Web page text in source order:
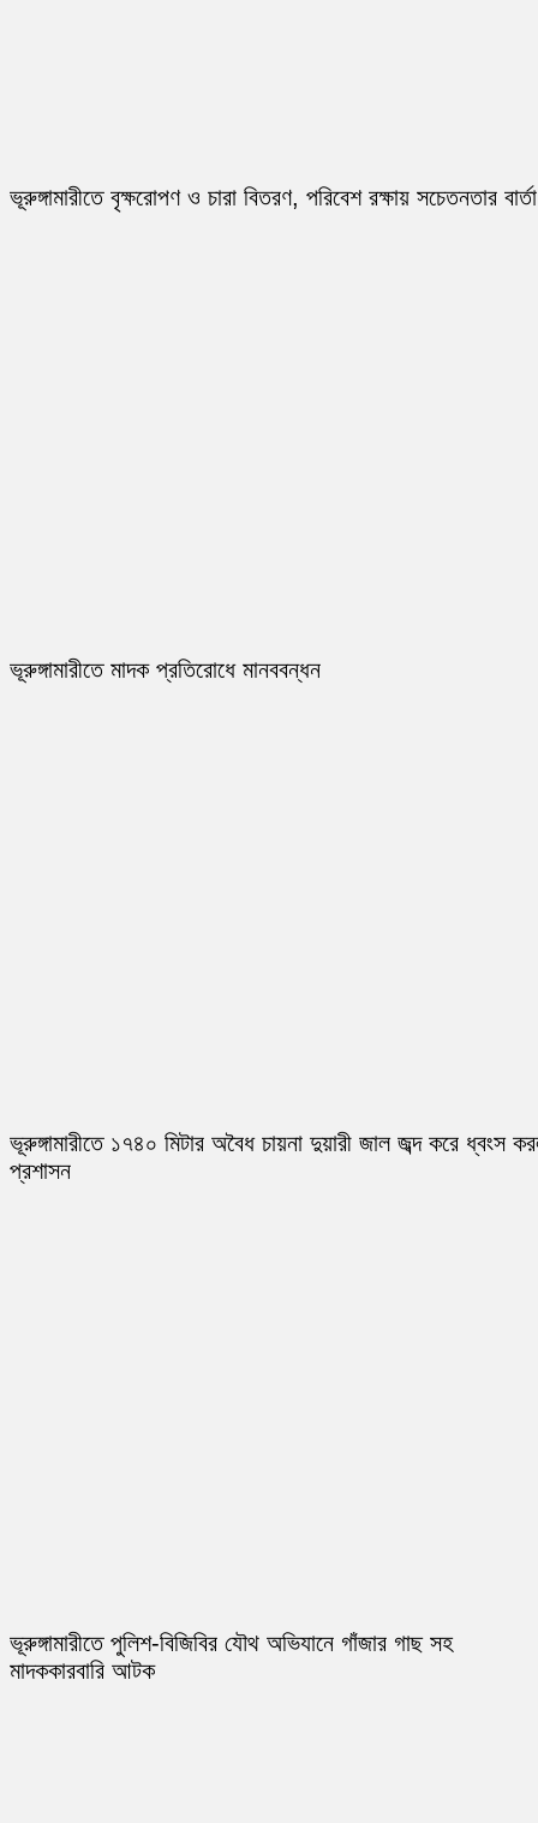
ভূরুঙ্গামারীতে বৃক্ষরোপণ ও চারা বিতরণ, পরিবেশ রক্ষায় সচেতনতার বার্তা
ভূরুঙ্গামারীতে মাদক প্রতিরোধে মানববন্ধন
ভূরুঙ্গামারীতে ১৭৪০ মিটার অবৈধ চায়না দুয়ারী জাল জব্দ করে ধ্বংস
প্রশাসন
ভূরুঙ্গামারীতে পুলিশ-বিজিবির যৌথ অভিযানে গাঁজার গাছ সহ
মাদককারবারি আটক